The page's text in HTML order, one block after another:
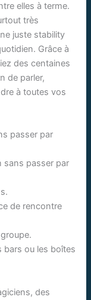
elles à terme.
très
juste stability
Grâce à
des centaines
de parler,
à toutes vos
passer par
sans passer par
de rencontre
bars ou les boîtes
des